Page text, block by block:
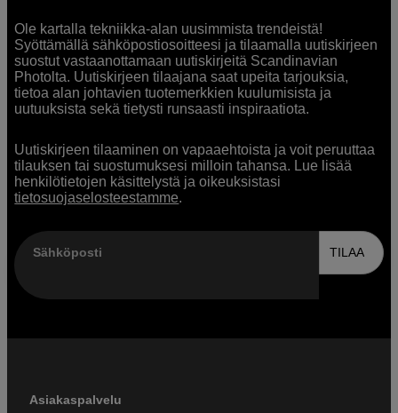
Ole kartalla tekniikka-alan uusimmista trendeistä!
Syöttämällä sähköpostiosoitteesi ja tilaamalla uutiskirjeen
suostut vastaanottamaan uutiskirjeitä Scandinavian
Photolta. Uutiskirjeen tilaajana saat upeita tarjouksia,
tietoa alan johtavien tuotemerkkien kuulumisista ja
uutuuksista sekä tietysti runsaasti inspiraatiota.
Uutiskirjeen tilaaminen on vapaaehtoista ja voit peruuttaa
tilauksen tai suostumuksesi milloin tahansa. Lue lisää
henkilötietojen käsittelystä ja oikeuksistasi
tietosuojaselosteestamme.
Sähköposti TILAA
Asiakaspalvelu